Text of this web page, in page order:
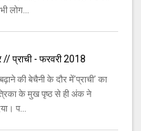
लोग...
प्राची - फरवरी 2018
की बेचैनी के दौर में’प्राची’ का
के मुख पृष्ठ से ही अंक ने
प...